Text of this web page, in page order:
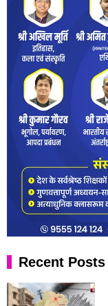
Recent Posts